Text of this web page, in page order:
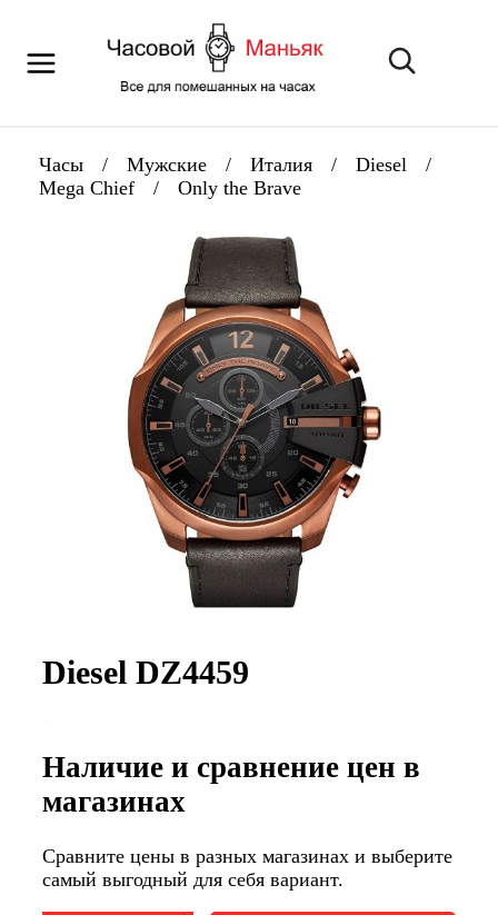
Часы / Мужские / Италия / Diesel
/
Mega Chief
/ Only the Brave
Diesel DZ4459
Наличие и сравнение цен в
магазинах
Сравните цены в разных магазинах и выберите
самый выгодный для себя вариант.